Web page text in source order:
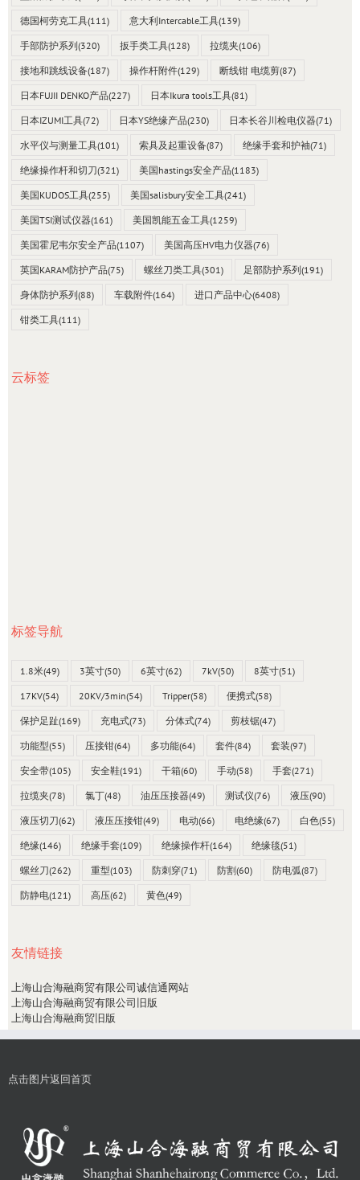
德国柯劳克工具(111) 意大利Intercable工具(139)
手部防护系列(320) 扳手类工具(128) 拉缆夹(106)
接地和跳线设备(187) 操作杆附件(129) 断线钳 电缆剪(87)
日本FUJII DENKO产品(227) 日本Ikura tools工具(81)
日本IZUMI工具(72) 日本YS绝缘产品(230) 日本长谷川检电仪器(71)
水平仪与测量工具(101) 索具及起重设备(87) 绝缘手套和护袖(71)
绝缘操作杆和切刀(321) 美国hastings安全产品(1183)
美国KUDOS工具(255) 美国salisbury安全工具(241)
美国TSI测试仪器(161) 美国凯能五金工具(1259)
美国霍尼韦尔安全产品(1107) 美国高压HV电力仪器(76)
英国KARAM防护产品(75) 螺丝刀类工具(301) 足部防护系列(191)
身体防护系列(88) 车载附件(164) 进口产品中心(6408)
钳类工具(111)
云标签
标签导航
1.8米(49) 3英寸(50) 6英寸(62) 7kV(50) 8英寸(51)
17KV(54) 20KV/3min(54) Tripper(58) 便携式(58)
保护足趾(169) 充电式(73) 分体式(74) 剪枝锯(47)
功能型(55) 压接钳(64) 多功能(64) 套件(84) 套装(97)
安全带(105) 安全鞋(191) 干箱(60) 手动(58) 手套(271)
拉缆夹(78) 氯丁(48) 油压压接器(49) 测试仪(76) 液压(90)
液压切刀(62) 液压压接钳(49) 电动(66) 电绝缘(67) 白色(55)
绝缘(146) 绝缘手套(109) 绝缘操作杆(164) 绝缘毯(51)
螺丝刀(262) 重型(103) 防刺穿(71) 防割(60) 防电弧(87)
防静电(121) 高压(62) 黄色(49)
友情链接
上海山合海融商贸有限公司诚信通网站
上海山合海融商贸有限公司旧版
上海山合海融商贸旧版
点击图片返回首页